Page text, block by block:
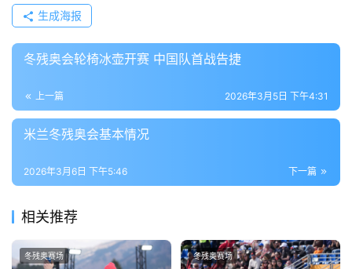
生成海报
冬残奥会轮椅冰壶开赛 中国队首战告捷
上一篇 2026年3月5日 下午4:31
米兰冬残奥会基本情况
下一篇
2026年3月6日 下午5:46
相关推荐
冬残奥赛场 冬残奥赛场